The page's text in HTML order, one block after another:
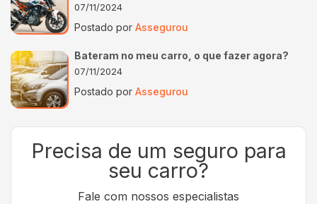
07/11/2024
Postado por Assegurou
Bateram no meu carro, o que fazer agora?
07/11/2024
Postado por Assegurou
Precisa de um seguro para
seu carro?
Fale com nossos especialistas